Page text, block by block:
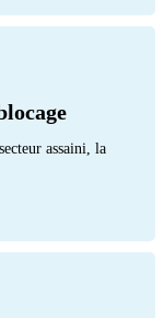
assaini, la